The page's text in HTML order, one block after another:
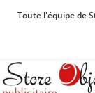
Toute l'équipe de